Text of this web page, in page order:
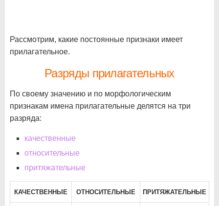
Рассмотрим, какие постоянные признаки имеет
прилагательное.
Разряды прилагательных
По своему значению и по морфологическим
признакам имена прилагательные делятся на три
разряда:
качественные
относительные
притяжательные
КАЧЕСТВЕННЫЕ ОТНОСИТЕЛЬНЫЕ ПРИТЯЖАТЕЛЬНЫЕ